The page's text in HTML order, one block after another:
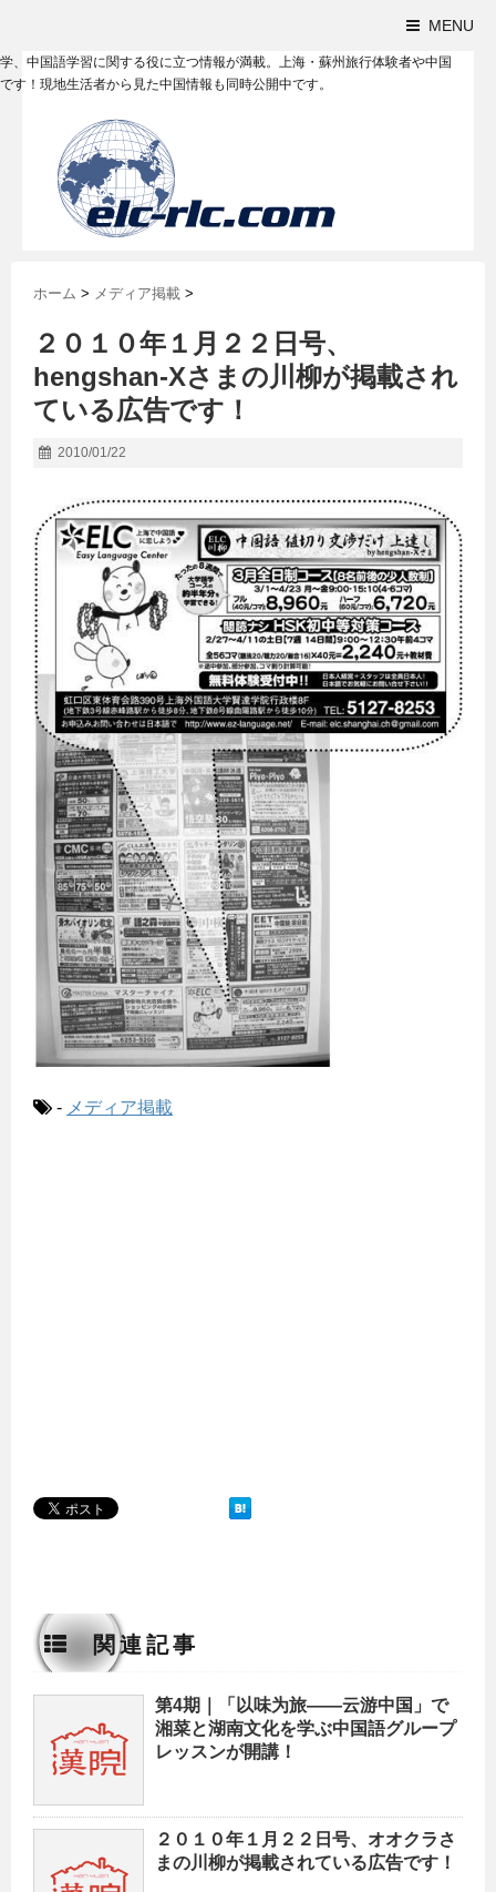
MENU
、中国語学習に関する役に立つ情報が満載。上海・蘇州旅行体験者や中国
す！現地生活者から見た中国情報も同時公開中です。
ホーム > メディア掲載 >
２０１０年１月２２日号、
hengshan-Xさまの川柳が掲載され
ている広告です！
2010/01/22
- メディア掲載
関連記事
第4期｜「以味为旅——云游中国」で
湘菜と湖南文化を学ぶ中国語グループ
レッスンが開講！
２０１０年１月２２日号、オオクラさ
まの川柳が掲載されている広告です！